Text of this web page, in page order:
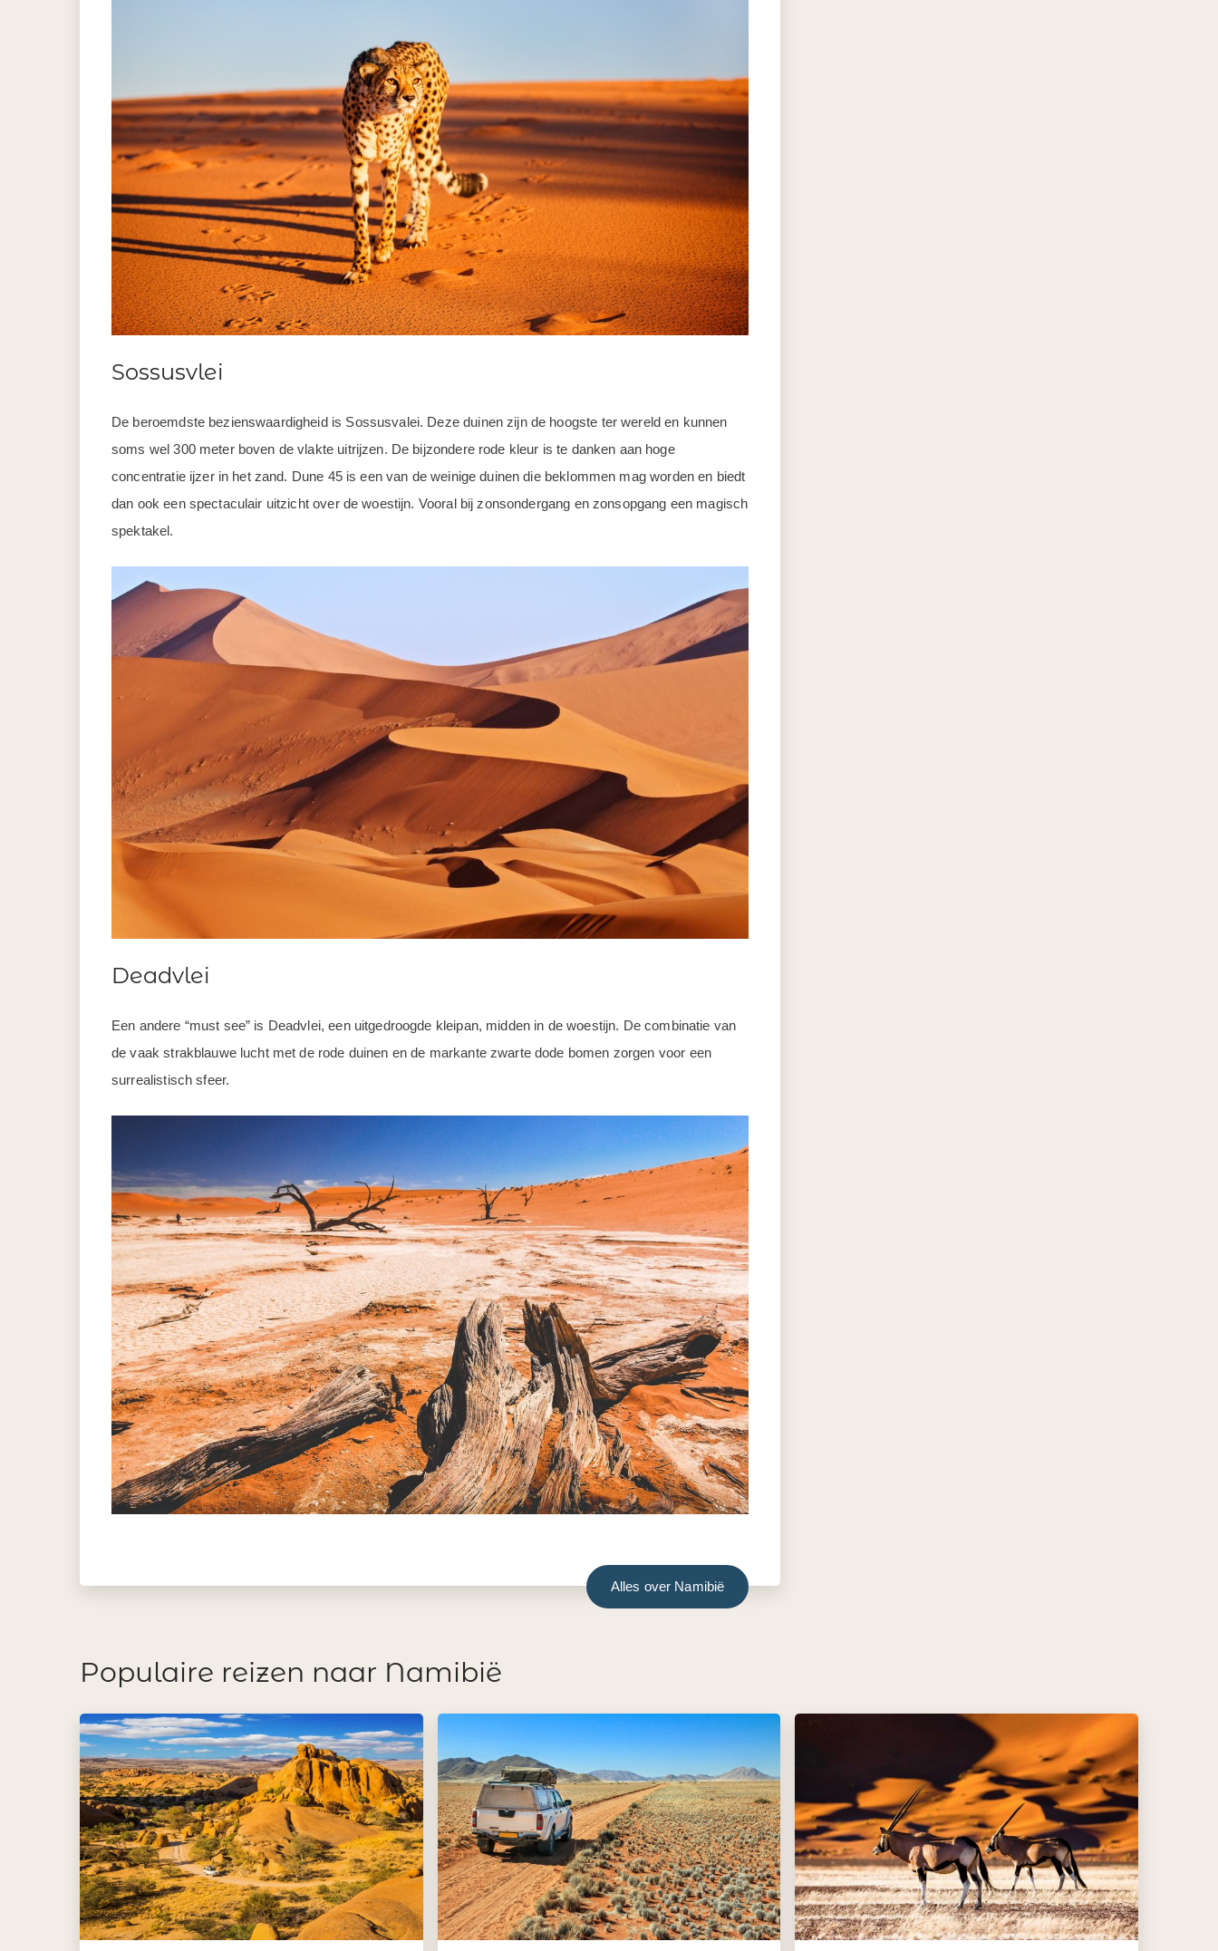
Sossusvlei
De beroemdste bezienswaardigheid is Sossusvalei. Deze duinen zijn de hoogste ter wereld en kunnen
soms wel 300 meter boven de vlakte uitrijzen. De bijzondere rode kleur is te danken aan hoge
concentratie ijzer in het zand. Dune 45 is een van de weinige duinen die beklommen mag worden en biedt
dan ook een spectaculair uitzicht over de woestijn. Vooral bij zonsondergang en zonsopgang een magisch
spektakel.
Deadvlei
Een andere “must see” is Deadvlei, een uitgedroogde kleipan, midden in de woestijn. De combinatie van
de vaak strakblauwe lucht met de rode duinen en de markante zwarte dode bomen zorgen voor een
surrealistisch sfeer.
Alles over Namibië
Populaire reizen naar Namibië